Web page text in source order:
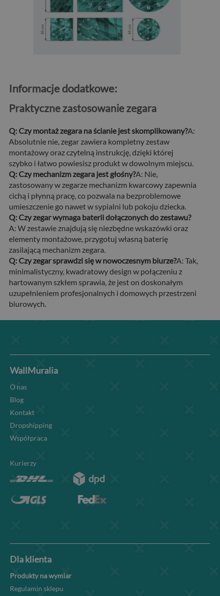
Informacje dodatkowe:
Praktyczne zastosowanie zegara
Q: Czy montaż zegara na ścianie jest skomplikowany?A:
Absolutnie nie, zegar zawiera kompletny zestaw
montażowy oraz czytelną instrukcję, dzięki której
szybko i łatwo powiesisz produkt w dowolnym miejscu.
Q: Czy mechanizm zegara jest głośny?A: Nie,
zastosowany w zegarze mechanizm kwarcowy zapewnia
cichą i płynną pracę, co pozwala na bezproblemowe
umieszczenie go nawet w sypialni lub pokoju dziecka.
Q: Czy zegar wymaga baterii dołączonych do zestawu?
A: W zestawie znajdują się niezbędne wskazówki oraz
elementy montażowe, przygotuj własną baterię
zasilającą mechanizm zegara.
Q: Czy zegar sprawdzi się w nowoczesnym biurze?A: Tak,
minimalistyczny, kwadratowy design w połączeniu z
hartowanym szkłem sprawia, że jest on doskonałym
uzupełnieniem profesjonalnych i domowych przestrzeni
biurowych.
WallMuralia
O nas
Blog
Kontakt
Dropshipping
Współpraca
Kurierzy
Dla klienta
Produkty na wymiar
Regulamin sklepu